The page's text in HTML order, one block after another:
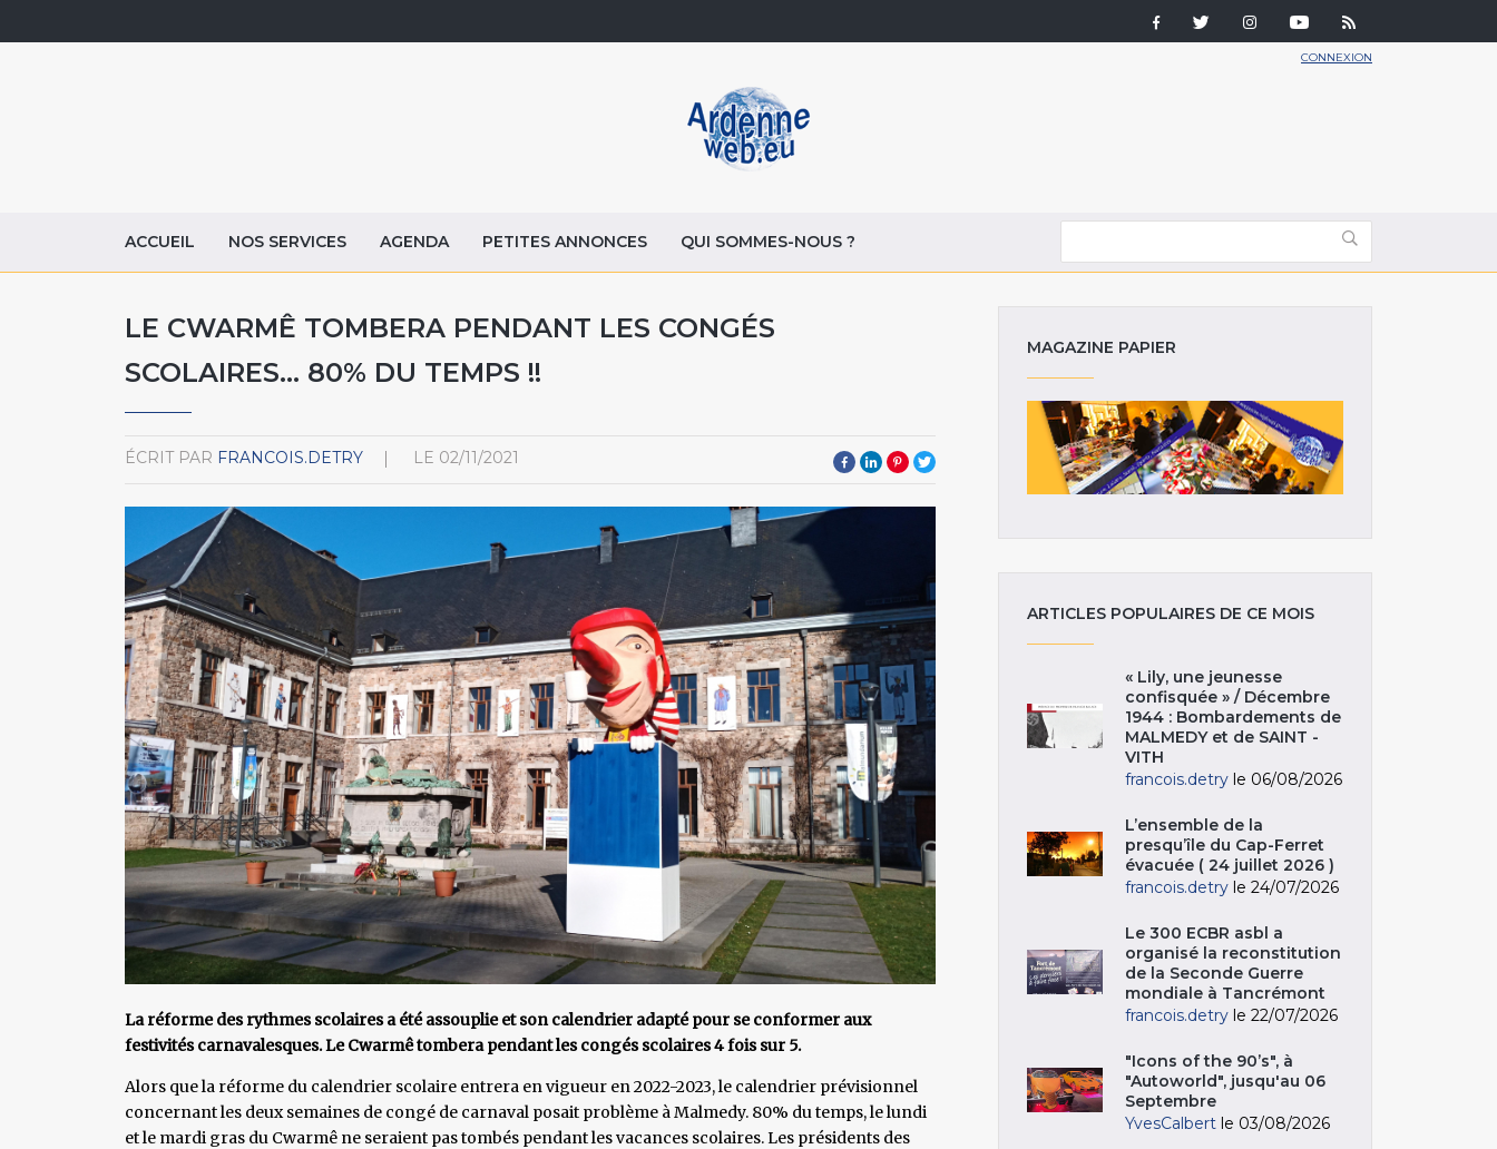
CONNEXION
ACCUEIL NOS SERVICES AGENDA PETITES ANNONCES QUI SOMMES-NOUS ?
LE CWARMÊ TOMBERA PENDANT LES CONGÉS
SCOLAIRES... 80% DU TEMPS !!
ÉCRIT PAR FRANCOIS.DETRY LE 02/11/2021
La réforme des rythmes scolaires a été assouplie et son calendrier adapté pour se conformer aux
festivités carnavalesques. Le Cwarmê tombera pendant les congés scolaires 4 fois sur 5.
Alors que la réforme du calendrier scolaire entrera en vigueur en 2022-2023, le calendrier prévisionnel
concernant les deux semaines de congé de carnaval posait problème à Malmedy. 80% du temps, le lundi
et le mardi gras du Cwarmê ne seraient pas tombés pendant les vacances scolaires. Les présidents des
MAGAZINE PAPIER
ARTICLES POPULAIRES DE CE MOIS
« Lily, une jeunesse
confisquée » / Décembre
1944 : Bombardements de
MALMEDY et de SAINT -
VITH
francois.detry le 06/08/2026
L’ensemble de la
presqu’île du Cap-Ferret
évacuée ( 24 juillet 2026 )
francois.detry le 24/07/2026
Le 300 ECBR asbl a
organisé la reconstitution
de la Seconde Guerre
mondiale à Tancrémont
francois.detry le 22/07/2026
"Icons of the 90’s", à
"Autoworld", jusqu'au 06
Septembre
YvesCalbert le 03/08/2026